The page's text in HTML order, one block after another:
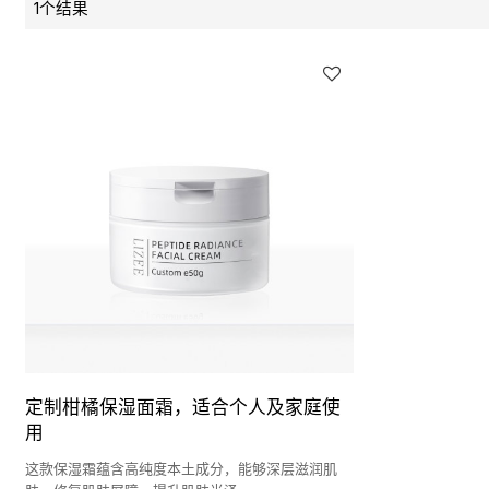
1个结果
定制柑橘保湿面霜，适合个人及家庭使
用
这款保湿霜蕴含高纯度本土成分，能够深层滋润肌